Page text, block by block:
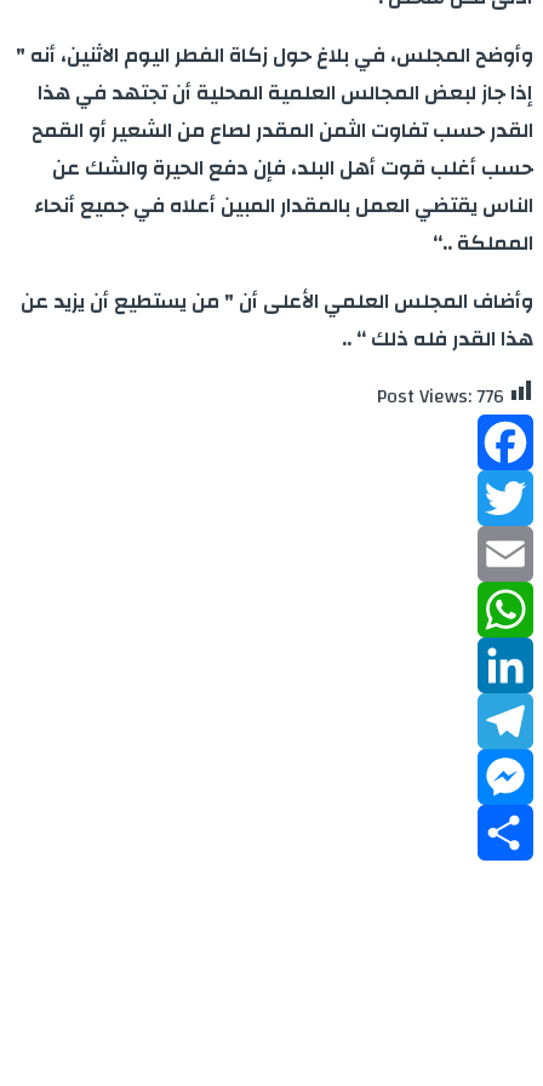
وأوضح المجلس، في بلاغ حول زكاة الفطر اليوم الاثنين، أنه "
إذا جاز لبعض المجالس العلمية المحلية أن تجتهد في هذا
القدر حسب تفاوت الثمن المقدر لصاع من الشعير أو القمح
حسب أغلب قوت أهل البلد، فإن دفع الحيرة والشك عن
الناس يقتضي العمل بالمقدار المبين أعلاه في جميع أنحاء
المملكة ..‘‘
وأضاف المجلس العلمي الأعلى أن " من يستطيع أن يزيد عن
هذا القدر فله ذلك ‘‘ ..
Post Views:776
Facebook
Twitter
Email
WhatsApp
LinkedIn
Telegram
Messenger